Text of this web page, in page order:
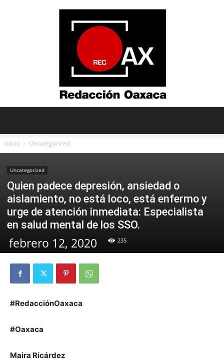
Inicio Uncategorized
Uncategorized
Quien padece depresión, ansiedad o
aislamiento, no está loco, está enfermo y
urge de atención inmediata: Especialista
en salud mental de los SSO.
febrero 12, 2020 235
#RedacciónOaxaca
#Oaxaca
Maira Ricárdez